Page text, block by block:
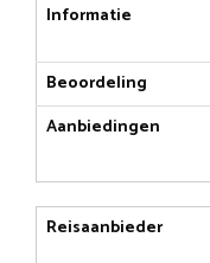
Informatie
Beoordeling
Aanbiedingen
Reisaanbieder